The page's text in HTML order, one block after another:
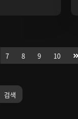
7 8 9 10
검색